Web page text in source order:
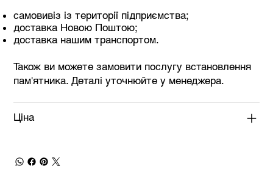
самовивіз із території підприємства;
доставка Новою Поштою;
доставка нашим транспортом.
Також ви можете замовити послугу встановлення
пам'ятника. Деталі уточнюйте у менеджера.
Ціна